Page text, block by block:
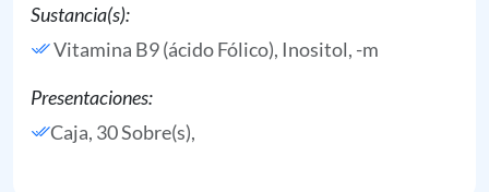
Sustancia(s):
Vitamina B9 (ácido Fólico), Inositol, -m
Presentaciones:
Caja, 30 Sobre(s),